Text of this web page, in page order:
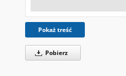
Pokaż treść
Pobierz